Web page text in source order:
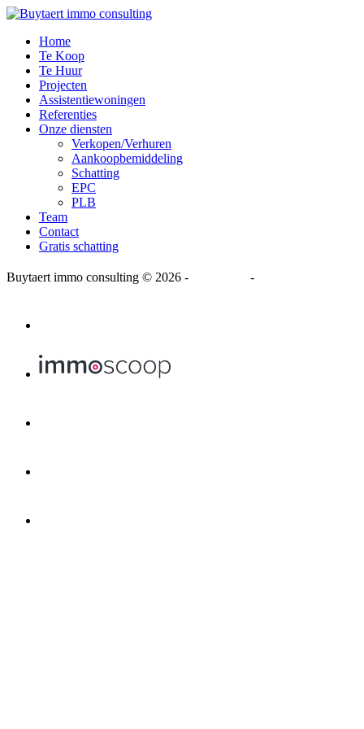
Home
Te Koop
Te Huur
Projecten
Assistentiewoningen
Referenties
Onze diensten
Verkopen/Verhuren
Aankoopbemiddeling
Schatting
EPC
PLB
Team
Contact
Gratis schatting
Buytaert immo consulting © 2026 - -